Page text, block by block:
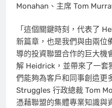
Monahan、主席 Tom
「這個關鍵時刻，代表了
新篇章，也是我們與由兩位
導的投資聯盟合作的巨大
解 Heidrick，並帶來了一套
們能夠為客戶和同事創造更
Struggles 行政總裁 Tom
憑藉聯盟的集體專業知識與